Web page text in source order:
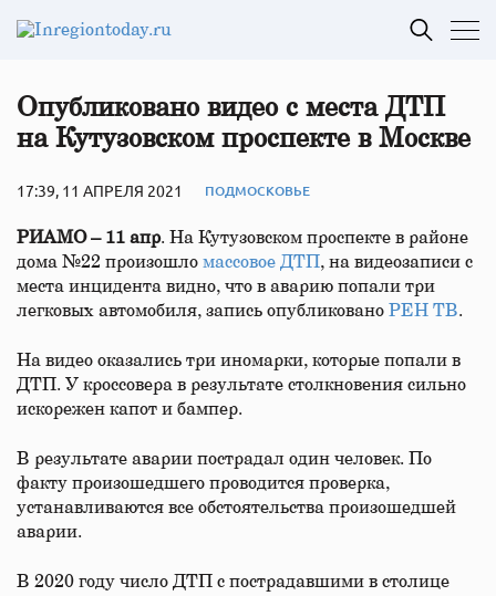
Опубликовано видео с места ДТП
на Кутузовском проспекте в Москве
17:39, 11 АПРЕЛЯ 2021 ПОДМОСКОВЬЕ
РИАМО – 11 апр. На Кутузовском проспекте в районе
дома №22 произошло массовое ДТП , на видеозаписи с
места инцидента видно, что в аварию попали три
легковых автомобиля, запись опубликовано РЕН ТВ.
На видео оказались три иномарки, которые попали в
ДТП. У кроссовера в результате столкновения сильно
искорежен капот и бампер.
В результате аварии пострадал один человек. По
факту произошедшего проводится проверка,
устанавливаются все обстоятельства произошедшей
аварии.
В 2020 году число ДТП с пострадавшими в столице